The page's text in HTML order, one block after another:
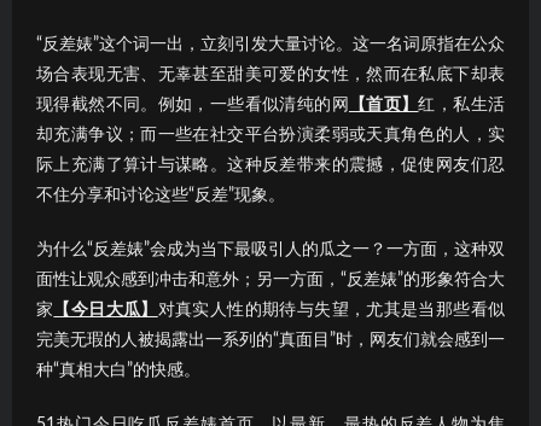
“反差婊”这个词一出，立刻引发大量讨论。这一名词原指在公众
场合表现无害、无辜甚至甜美可爱的女性，然而在私底下却表
现得截然不同。例如，一些看似清纯的网
【首页】红，私生活
却充满争议；而一些在社交平台扮演柔弱或天真角色的人，实
际上充满了算计与谋略。这种反差带来的震撼，促使网友们忍
不住分享和讨论这些“反差”现象。
为什么“反差婊”会成为当下最吸引人的瓜之一？一方面，这种双
面性让观众感到冲击和意外；另一方面，“反差婊”的形象符合大
家 【今日大瓜】 对真实人性的期待与失望，尤其是当那些看似
完美无瑕的人被揭露出一系列的“真面目”时，网友们就会感到一
种“真相大白”的快感。